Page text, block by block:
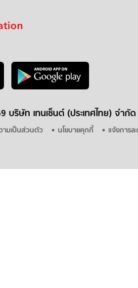
บริษัท เทนเซ็นต์ (ประเทศไทย) จำกัด
ามเป็นส่วนตัว นโยบายคุกกี้ แจ้งการล